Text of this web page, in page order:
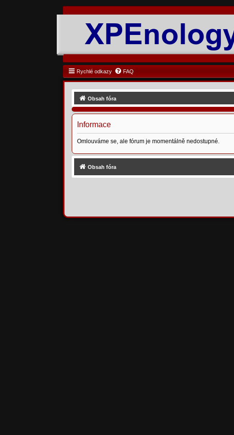
Rychlé odkazy FAQ
Obsah fóra
Informace
Omlouváme se, ale fórum je momentálně nedostupné.
Obsah fóra